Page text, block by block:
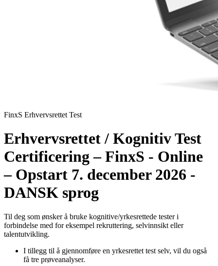
FinxS Erhvervsrettet Test
Erhvervsrettet / Kognitiv Test
Certificering – FinxS - Online
– Opstart 7. december 2026 -
DANSK sprog
Til deg som ønsker å bruke kognitive/yrkesrettede tester i
forbindelse med for eksempel rekruttering, selvinnsikt eller
talentutvikling.
I tillegg til å gjennomføre en yrkesrettet test selv, vil du også
få tre prøveanalyser.